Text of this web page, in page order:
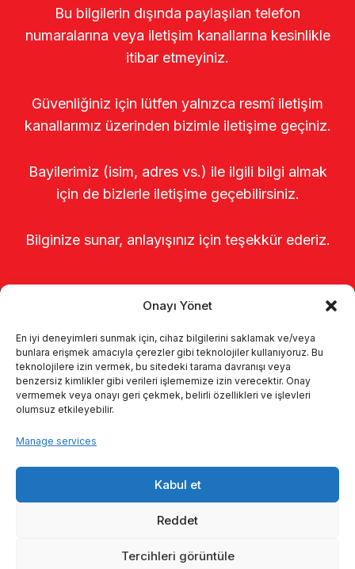
Onayı Yönet
En iyi deneyimleri sunmak için, cihaz bilgilerini saklamak ve/veya
bunlara erişmek amacıyla çerezler gibi teknolojiler kullanıyoruz. Bu
teknolojilere izin vermek, bu sitedeki tarama davranışı veya
benzersiz kimlikler gibi verileri işlememize izin verecektir. Onay
vermemek veya onayı geri çekmek, belirli özellikleri ve işlevleri
olumsuz etkileyebilir.
Manage services
Kabul et
Reddet
Tercihleri görüntüle
Bu bilgilerin dışında paylaşılan telefon
numaralarına veya iletişim kanallarına kesinlikle
itibar etmeyiniz.
Güvenliğiniz için lütfen yalnızca resmî iletişim
kanallarımız üzerinden bizimle iletişime geçiniz.
Bayilerimiz (isim, adres vs.) ile ilgili bilgi almak
için de bizlerle iletişime geçebilirsiniz.
Bilginize sunar, anlayışınız için teşekkür ederiz.
Главная о нас
Продукты
Коммуникация
© 2026 Enka Tarım